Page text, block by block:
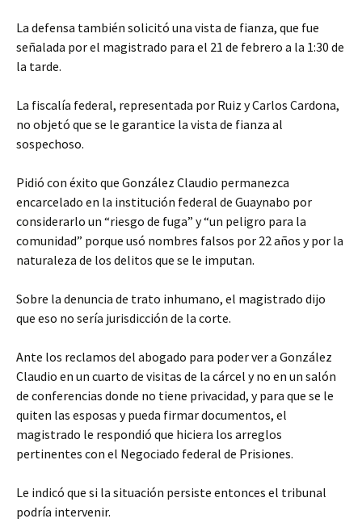
La defensa también solicitó una vista de fianza, que fue
señalada por el magistrado para el 21 de febrero a la 1:30 de
la tarde.
La fiscalía federal, representada por Ruiz y Carlos Cardona,
no objetó que se le garantice la vista de fianza al
sospechoso.
Pidió con éxito que González Claudio permanezca
encarcelado en la institución federal de Guaynabo por
considerarlo un “riesgo de fuga” y “un peligro para la
comunidad” porque usó nombres falsos por 22 años y por la
naturaleza de los delitos que se le imputan.
Sobre la denuncia de trato inhumano, el magistrado dijo
que eso no sería jurisdicción de la corte.
Ante los reclamos del abogado para poder ver a González
Claudio en un cuarto de visitas de la cárcel y no en un salón
de conferencias donde no tiene privacidad, y para que se le
quiten las esposas y pueda firmar documentos, el
magistrado le respondió que hiciera los arreglos
pertinentes con el Negociado federal de Prisiones.
Le indicó que si la situación persiste entonces el tribunal
podría intervenir.